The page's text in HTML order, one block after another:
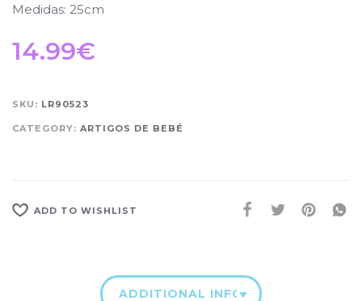
Medidas: 25cm
14.99€
SKU: LR90523
CATEGORY: ARTIGOS DE BEBÉ
ADD TO WISHLIST
ADDITIONAL INFORMATION